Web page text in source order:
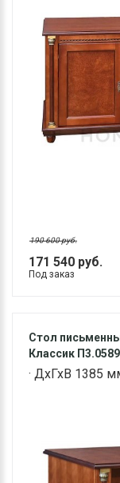
171 540 руб.
190 600 руб.
Под заказ
Стол
Классик
· ДхГхВ 1385